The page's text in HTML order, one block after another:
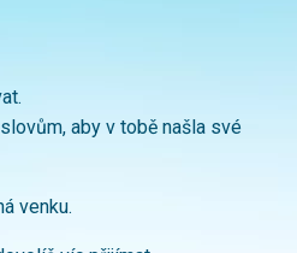
aby v tobě našla své
venku.